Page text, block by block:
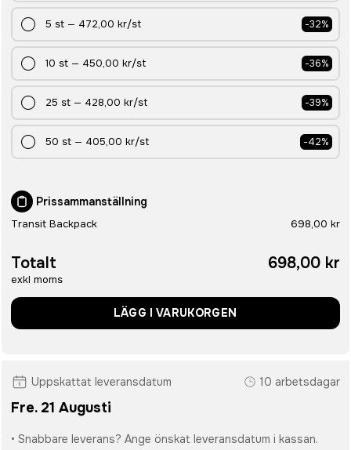
5 st — 472,00 kr/st -32%
10 st — 450,00 kr/st -36%
25 st — 428,00 kr/st -39%
50 st — 405,00 kr/st -42%
Prissammanställning
Transit Backpack 698,00 kr
Totalt
exkl moms
698,00 kr
LÄGG I VARUKORGEN
Uppskattat leveransdatum 10 arbetsdagar
Fre. 21 Augusti
• Snabbare leverans? Ange önskat leveransdatum i kassan.